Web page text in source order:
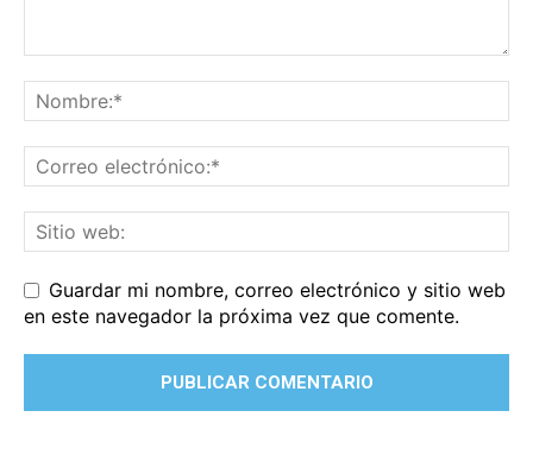
Guardar mi nombre, correo electrónico y sitio web
en este navegador la próxima vez que comente.